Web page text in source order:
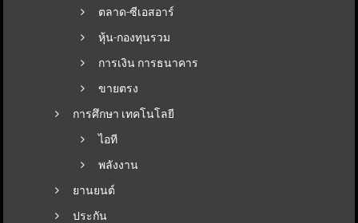
ตลาด-ซีเอสอาร์
หุ้น-กองทุนรวม
การเงิน การธนาคาร
ขายตรง
การศึกษา เทคโนโลยี
ไอที
พลังงาน
ยานยนต์
ประกัน